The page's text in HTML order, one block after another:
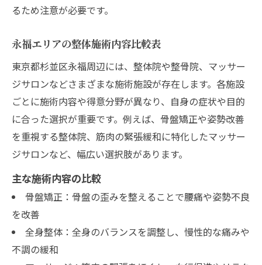
るため注意が必要です。
永福エリアの整体施術内容比較表
東京都杉並区永福周辺には、整体院や整骨院、マッサー
ジサロンなどさまざまな施術施設が存在します。各施設
ごとに施術内容や得意分野が異なり、自身の症状や目的
に合った選択が重要です。例えば、骨盤矯正や姿勢改善
を重視する整体院、筋肉の緊張緩和に特化したマッサー
ジサロンなど、幅広い選択肢があります。
主な施術内容の比較
骨盤矯正：骨盤の歪みを整えることで腰痛や姿勢不良
を改善
全身整体：全身のバランスを調整し、慢性的な痛みや
不調の緩和